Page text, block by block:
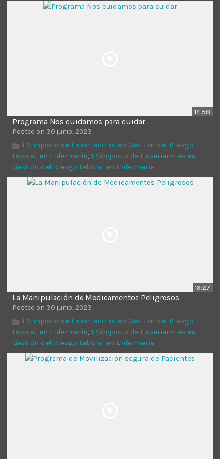
14:58
Programa Nos cuidamos para cuidar
Posted on 30 junio, 2023
I Simposio de Experiencias en Gestión del Riesgo
Laboral en Enfermería, I Simposio de Experiencias en
Gestión del Riesgo Laboral en Enfermería
19:27
La Manipulación de Medicamentos Peligrosos
Posted on 30 junio, 2023
I Simposio de Experiencias en Gestión del Riesgo
Laboral en Enfermería, I Simposio de Experiencias en
Gestión del Riesgo Laboral en Enfermería